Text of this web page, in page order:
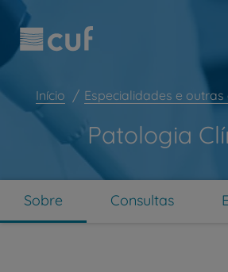
Observação:
este
inclui
um
sistema
de
acessibilidade.
Passar
para
conteúdo
principal
Prevenção e bem-estar
Grandes Áreas da Saúde
My CUF
Clientes e acompanhantes
CUF Academic Center
Para profissionais
Início Especialidades e
Patologia
Sobre Consultas